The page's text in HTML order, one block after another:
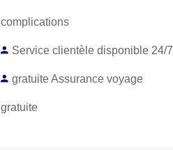
complications
Service clientèle disponible 24/7
gratuite Assurance voyage
gratuite